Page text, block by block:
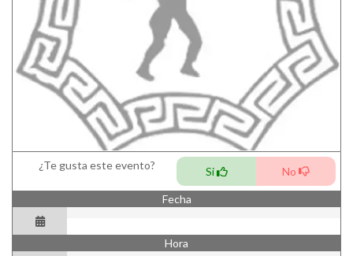
¿Te gusta este evento? Si No
Fecha
Hora